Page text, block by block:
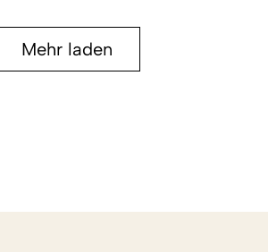
Mehr laden